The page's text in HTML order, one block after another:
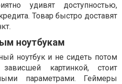
удивят доступностью,
Товар быстро доставят
ноутбукам
ноутбук и не сидеть потом
картинкой, стоит
параметрами. Геймеры